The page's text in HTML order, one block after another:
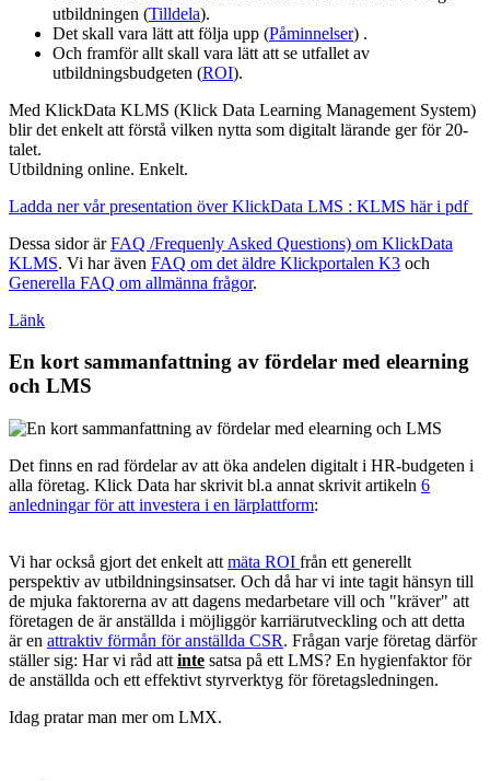
utbildningen (Tilldela).
Det skall vara lätt att följa upp (Påminnelser) .
Och framför allt skall vara lätt att se utfallet av
utbildningsbudgeten (ROI).
Med KlickData KLMS (Klick Data Learning Management System)
blir det enkelt att förstå vilken nytta som digitalt lärande ger för 20-
talet.
Utbildning online. Enkelt.
Ladda ner vår presentation över KlickData LMS : KLMS här i pdf
Dessa sidor ärFAQ /Frequenly Asked Questions) om KlickData
KLMS. Vi har även FAQ om det äldre Klickportalen K3 och
Generella FAQ om allmänna frågor.
Länk
En kort sammanfattning av fördelar med elearning
och LMS
Det finns en rad fördelar av att öka andelen digitalt i HR-budgeten i
alla företag. Klick Data har skrivit bl.a annat skrivit artikeln 6
anledningar för att investera i en lärplattform:
Vi har också gjort det enkelt att mäta ROI från ett generellt
perspektiv av utbildningsinsatser. Och då har vi inte tagit hänsyn till
de mjuka faktorerna av att dagens medarbetare vill och "kräver" att
företagen de är anställda i möjliggör karriärutveckling och att detta
är en attraktiv förmån för anställda CSR. Frågan varje företag därför
ställer sig: Har vi råd att inte satsa på ett LMS? En hygienfaktor för
de anställda och ett effektivt styrverktyg för företagsledningen.
Idag pratar man mer om LMX.